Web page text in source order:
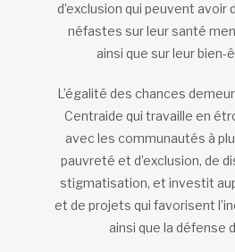
d’exclusion qui peuvent
néfastes sur leur santé
ainsi que sur leur bien-
L’égalité des chances
Centraide qui travaille en
avec les communautés à
pauvreté et d’exclusion, de
stigmatisation, et investit
et de projets qui favorisent
ainsi que la défense